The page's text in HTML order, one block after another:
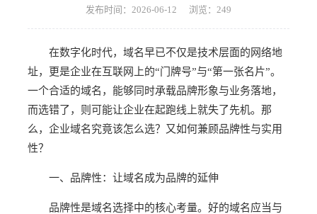
发布时间：2026-06-12 浏览：249
在数字化时代，域名早已不仅是技术层面的网络地
址，更是企业在互联网上的“门牌号”与“第一张名片”。
一个合适的域名，能够同时承载品牌形象与业务落地，
而选错了，则可能让企业在起跑线上就失了先机。那
么，企业域名究竟该怎么选？又如何兼顾品牌性与实用
性？
一、品牌性：让域名成为品牌的延伸
品牌性是域名选择中的核心考量。好的域名应当与